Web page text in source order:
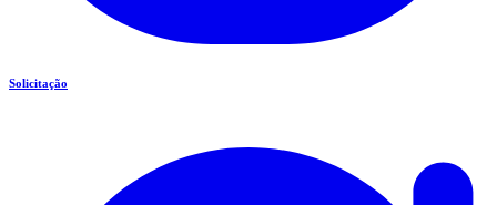
Solicitação